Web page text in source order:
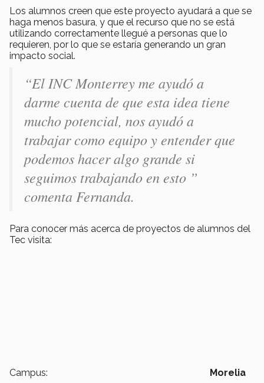
Los alumnos creen que este proyecto ayudará a que se
haga menos basura, y que el recurso que no se está
utilizando correctamente llegué a personas que lo
requieren, por lo que se estaría generando un gran
impacto social.
“El INC Monterrey me ayudó a
darme cuenta de que esta idea tiene
mucho potencial, nos ayudó a
trabajar como equipo y entender que
podemos hacer algo grande si
seguimos trabajando en esto ”
comenta Fernanda.
Para conocer más acerca de proyectos de alumnos del
Tec visita:
Campus: Morelia